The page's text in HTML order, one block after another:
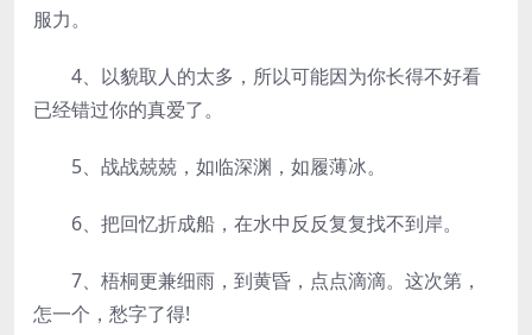
服力。
4、以貌取人的太多，所以可能因为你长得不好看
已经错过你的真爱了。
5、战战兢兢，如临深渊，如履薄冰。
6、把回忆折成船，在水中反反复复找不到岸。
7、梧桐更兼细雨，到黄昏，点点滴滴。这次第，
怎一个，愁字了得!